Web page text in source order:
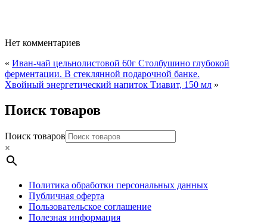
Нет комментариев
« Иван-чай цельнолистовой 60г Столбушино глубокой
ферментации. В стеклянной подарочной банке.
Хвойный энергетический напиток Тиавит, 150 мл »
Поиск товаров
Поиск товаров
×
Политика обработки персональных данных
Публичная оферта
Пользовательское соглашение
Полезная информация